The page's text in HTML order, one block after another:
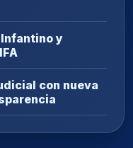
y
con nueva